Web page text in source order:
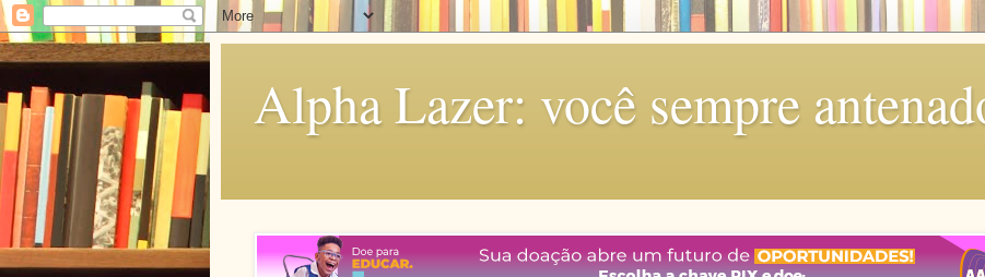
Alpha Lazer: você sempre